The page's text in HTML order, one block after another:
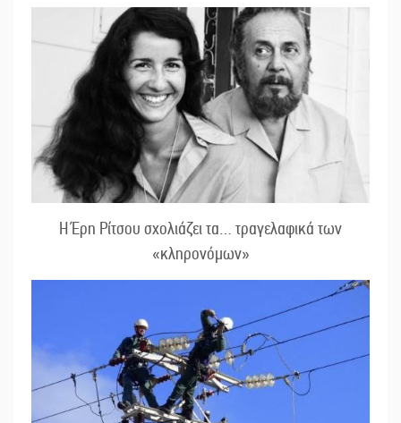
Η Έρη Ρίτσου σχολιάζει τα… τραγελαφικά των
«κληρονόμων»